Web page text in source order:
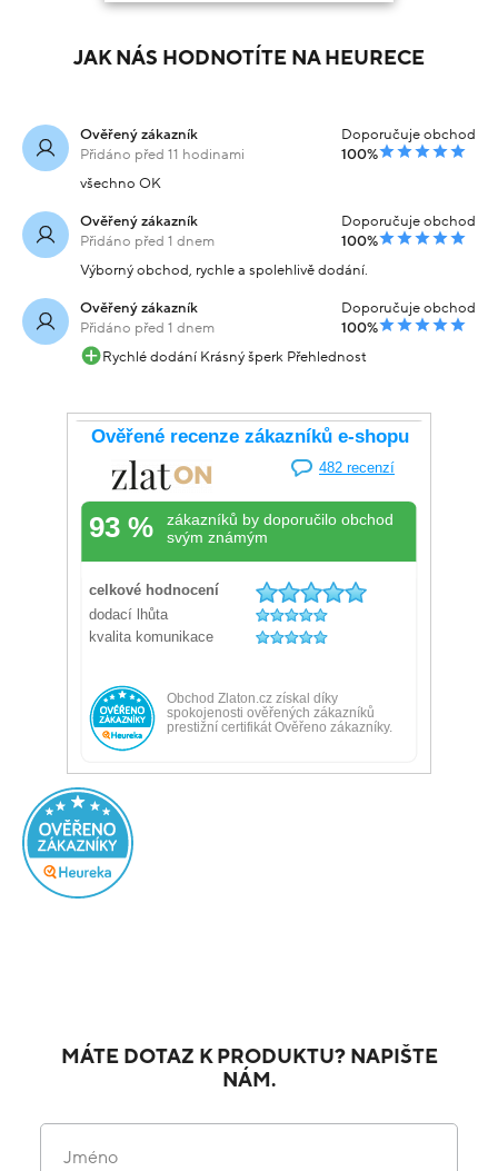
JAK NÁS HODNOTÍTE NA HEURECE
Ověřený zákazník
Přidáno před 11 hodinami
Doporučuje obchod
100%
všechno OK
Ověřený zákazník
Přidáno před 1 dnem
Doporučuje obchod
100%
Výborný obchod, rychle a spolehlivě dodání.
Ověřený zákazník
Přidáno před 1 dnem
Doporučuje obchod
100%
Rychlé dodání Krásný šperk Přehlednost
MÁTE DOTAZ K PRODUKTU? NAPIŠTE
NÁM.
Jméno